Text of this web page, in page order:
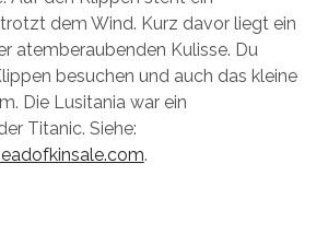
dem Wind. Kurz davor liegt ein
atemberaubenden Kulisse. Du
besuchen und auch das kleine
Die Lusitania war ein
Titanic. Siehe:
.